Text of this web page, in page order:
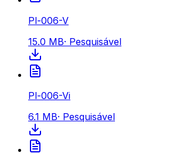
Pl-006-V
15.0 MB· Pesquisável
Pl-006-Vi
6.1 MB· Pesquisável